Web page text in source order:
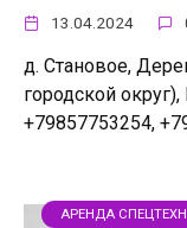
13.04.2024
д. Становое,
городской
+79857753254,
АРЕНДА